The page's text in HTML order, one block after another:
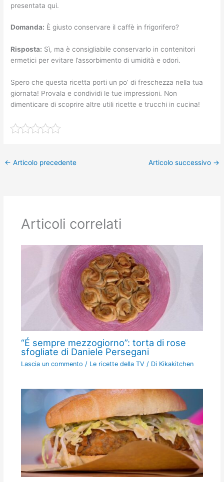
presentata qui.
Domanda: È giusto conservare il caffè in frigorifero?
Risposta: Sì, ma è consigliabile conservarlo in contenitori
ermetici per evitare l’assorbimento di umidità e odori.
Spero che questa ricetta porti un po’ di freschezza nella tua
giornata! Provala e condividi le tue impressioni. Non
dimenticare di scoprire altre utili ricette e trucchi in cucina!
← Articolo precedente Articolo successivo →
Articoli correlati
“É sempre mezzogiorno”: torta di rose
sfogliate di Daniele Persegani
Lascia un commento / Le ricette della TV / Di Kikakitchen